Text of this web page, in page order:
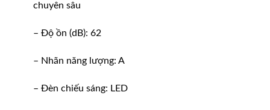
chuyên sâu
– Độ ồn (dB): 62
– Nhãn năng lượng: A
– Đèn chiếu sáng: LED